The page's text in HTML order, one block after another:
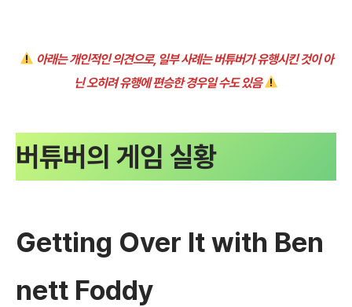
아래는 개인적인 의견으로, 일부 사례는 버튜버가 유행시킨 것이 아
닌 오히려 유행에 편승한 경우일 수도 있음
버튜버의 게임 실황
Getting Over It with Ben
nett Foddy